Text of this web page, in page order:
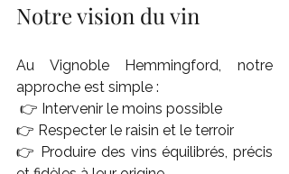
Notre vision du vin
Au Vignoble Hemmingford, notre
approche est simple :
👉 Intervenir le moins possible
👉 Respecter le raisin et le terroir
👉 Produire des vins équilibrés, précis